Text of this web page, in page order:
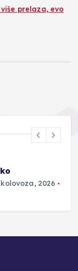
prelaza, evo
Thompson
dolac
emocijama